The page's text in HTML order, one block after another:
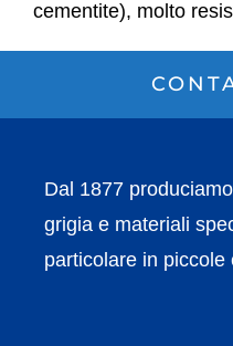
cementite), molto
Dal 1877
grigia e materiali
particolare in piccole